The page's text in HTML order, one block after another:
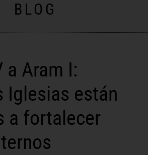
BLOG
a Aram I:
Iglesias están
a fortalecer